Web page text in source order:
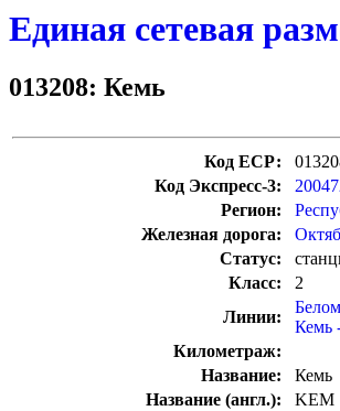
Единая сетевая
013208: Кемь
Код ЕСР:
Код Экспресс-3:
Регион:
Железная дорога:
Статус:
Класс:
2
Линии:
Кемь
Километраж:
Название:
Кемь
Название (англ.):
KEM